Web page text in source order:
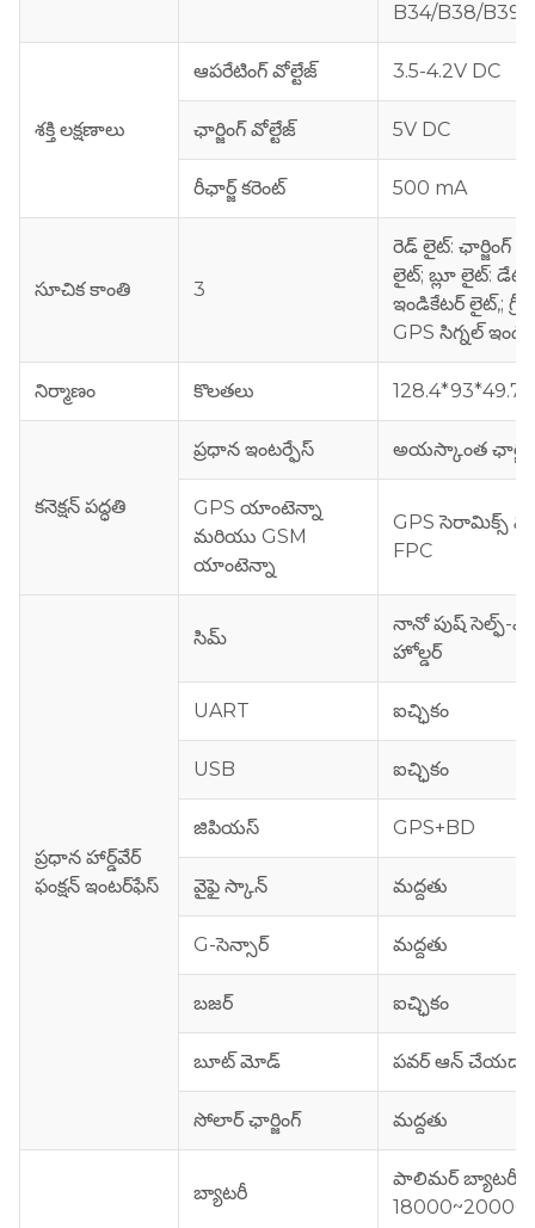
B34/B38/B39/
శక్తి లక్షణాలు
ఆపరేటింగ్ వోల్టేజ్ 3.5-4.2V DC
ఛార్జింగ్ వోల్టేజ్ 5V DC
రీఛార్జ్ కరెంట్ 500 mA
సూచిక కాంతి 3
రెడ్ లైట్: ఛార్జింగ్
లైట్; బ్లూ లైట్: డేటా
ఇండికేటర్ లైట్,;
GPS సిగ్నల్
నిర్మాణం కొలతలు
కనెక్షన్ పద్ధతి
ప్రధాన ఇంటర్ఫేస్ అయస్కాంత
GPS యాంటెన్నా
మరియు GSM
యాంటెన్నా
GPS సెరామిక్స్
FPC
ప్రధాన హార్డ్‌వేర్
ఫంక్షన్ ఇంటర్‌ఫేస్
సిమ్
నానో పుష్ సెల్ఫ్-
హోల్డర్
UART ఐచ్ఛికం
USB ఐచ్ఛికం
జిపియస్ GPS+BD
వైఫై స్కాన్ మద్దతు
G-సెన్సార్ మద్దతు
బజర్ ఐచ్ఛికం
బూట్ మోడ్ పవర్ ఆన్
సోలార్ ఛార్జింగ్ మద్దతు
బ్యాటరీ
పాలిమర్ బ్యాటరీ
18000~20000